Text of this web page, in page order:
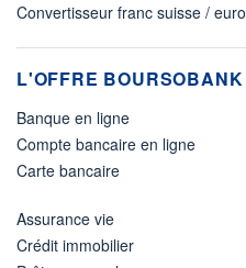
Convertisseur franc suisse / euro
L'OFFRE BOURSOBANK
Banque en ligne
Compte bancaire en ligne
Carte bancaire
Assurance vie
Crédit immobilier